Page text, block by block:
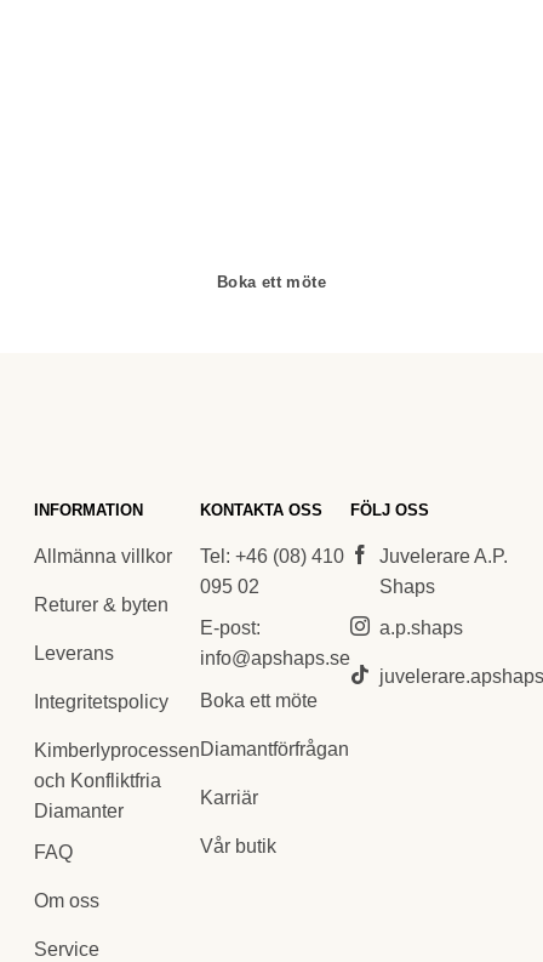
Boka ett möte
INFORMATION
Allmänna villkor
Returer & byten
Leverans
Integritetspolicy
Kimberlyprocessen
och Konfliktfria
Diamanter
FAQ
Om oss
Service
KONTAKTA OSS
Tel: +46 (08) 410
095 02
E-post:
info@apshaps.se
Boka ett möte
Diamantförfrågan
Karriär
Vår butik
FÖLJ OSS
Juvelerare A.P.
Shaps
a.p.shaps